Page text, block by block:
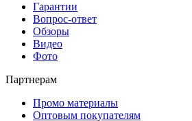
Гарантии
Вопрос-ответ
Обзоры
Видео
Фото
Партнерам
Промо материалы
Оптовым покупателям